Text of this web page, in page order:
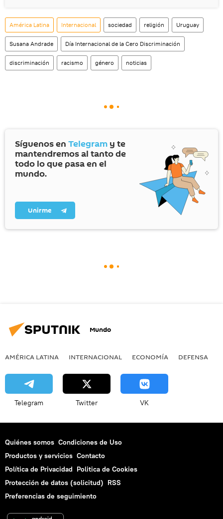
América Latina Internacional sociedad religión Uruguay
Susana Andrade Día Internacional de la Cero Discriminación
discriminación racismo género noticias
Síguenos en Telegram y te
mantendremos al tanto de
todo lo que pasa en el
mundo.
Unirme
Mundo
AMÉRICA LATINA INTERNACIONAL ECONOMÍA DEFENSA
Telegram Twitter VK
Quiénes somos Condiciones de Uso
Productos y servicios Contacto
Política de Privacidad Politica de Cookies
Protección de datos (solicitud) RSS
Preferencias de seguimiento